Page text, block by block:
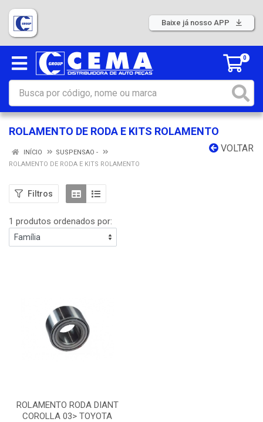
Baixe já nosso APP
0
ROLAMENTO DE RODA E KITS ROLAMENTO
VOLTAR
INÍCIO
SUSPENSAO -
ROLAMENTO DE RODA E KITS ROLAMENTO
Filtros
1 produtos ordenados por:
ROLAMENTO RODA DIANT
COROLLA 03> TOYOTA